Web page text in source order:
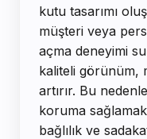
kutu tasarımı
müşteri veya
açma deneyimi
kaliteli görünüm,
artırır. Bu
koruma
bağlılık ve